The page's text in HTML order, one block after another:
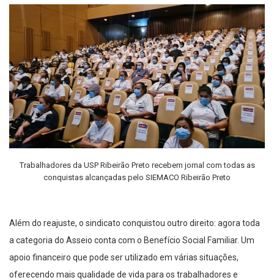
Trabalhadores da USP Ribeirão Preto recebem jornal com todas as
conquistas alcançadas pelo SIEMACO Ribeirão Preto
Além do reajuste, o sindicato conquistou outro direito: agora toda
a categoria do Asseio conta com o Benefício Social Familiar. Um
apoio financeiro que pode ser utilizado em várias situações,
oferecendo mais qualidade de vida para os trabalhadores e